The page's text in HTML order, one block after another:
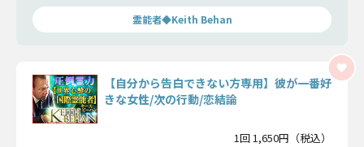
霊能者◆Keith Behan
【自分から告白できない方専用】彼が一番好
きな女性/次の行動/恋結論
1回 1,650円（税込）